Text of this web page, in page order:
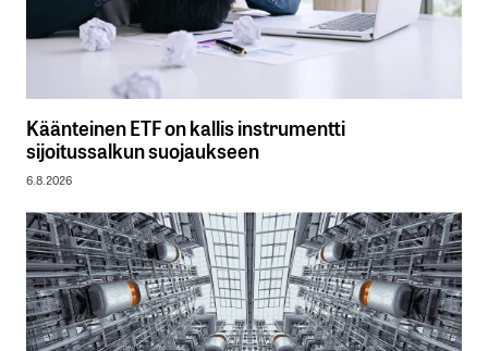
Käänteinen ETF on kallis instrumentti
sijoitussalkun suojaukseen
6.8.2026